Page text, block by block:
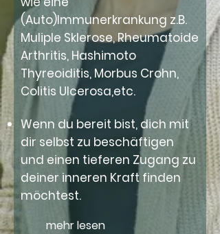
(Auto)Immunerkrankung z.B.
Muliple Sklerose, Rheumatoide
Arthritis, Hashimoto
Thyreoiditis, Morbus Crohn,
Colitis Ulcerosa,etc.
Wenn du bereit bist, dich mit
dir selbst zu beschäftigen
und einen tieferen Zugang zu
deiner inneren Kraft finden
möchtest.
mehr lesen